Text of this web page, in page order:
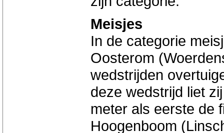
Meisjes
In de categorie
Oosterom
wedstrijden
deze wedstrijd liet
meter als eerste de
Hoogenboom